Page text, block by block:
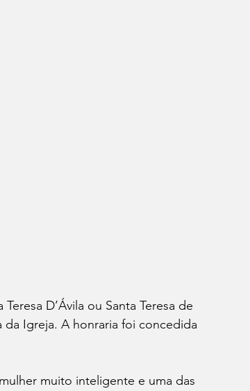
D’Ávila ou Santa Teresa de
Igreja. A honraria foi concedida
muito inteligente e uma das